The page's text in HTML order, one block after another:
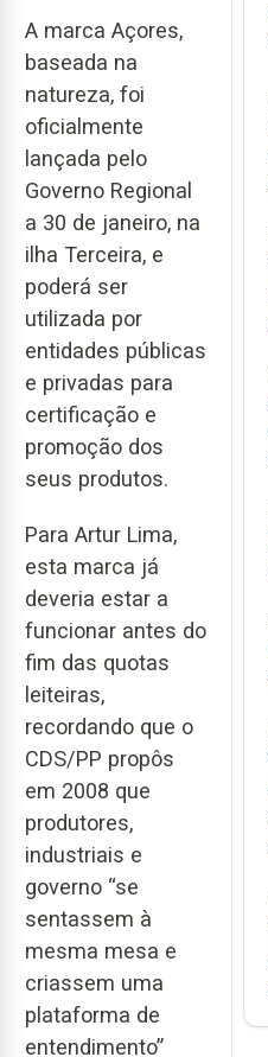
A marca Açores,
baseada na
natureza, foi
oficialmente
lançada pelo
Governo Regional
a 30 de janeiro, na
ilha Terceira, e
poderá ser
utilizada por
entidades públicas
e privadas para
certificação e
promoção dos
seus produtos.
Para Artur Lima,
esta marca já
deveria estar a
funcionar antes do
fim das quotas
leiteiras,
recordando que o
CDS/PP propôs
em 2008 que
produtores,
industriais e
governo “se
sentassem à
mesma mesa e
criassem uma
plataforma de
entendimento”